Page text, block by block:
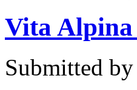
Vita
Submitted